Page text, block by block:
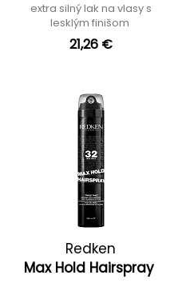
extra silný lak na vlasy s
lesklým finišom
21,26 €
Redken
Max Hold Hairspray